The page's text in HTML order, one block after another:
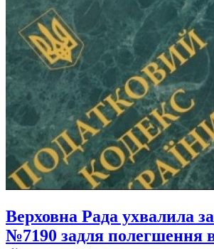
Верховна Рада ухвалила
№7190 задля полегшення